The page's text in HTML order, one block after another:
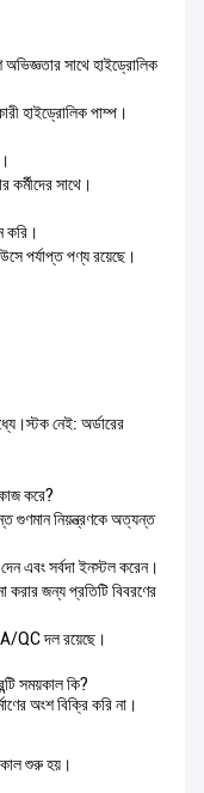
সাথে হাইড্রোলিক
হাইড্রোলিক পাম্প।
কর্মীদের সাথে।
করি।
পর্যাপ্ত পণ্য রয়েছে।
নেই: অর্ডারের
করে?
গুণমান নিয়ন্ত্রণকে অত্যন্ত
এবং সর্বদা ইনস্টল করেন।
করার জন্য প্রতিটি বিবরণের
QC দল রয়েছে।
সময়কাল কি?
অংশ বিক্রি করি না।
শুরু হয়।